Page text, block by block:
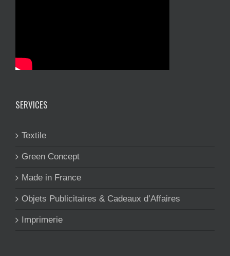
SERVICES
Textile
Green Concept
Made in France
Objets Publicitaires & Cadeaux d’Affaires
Imprimerie